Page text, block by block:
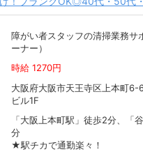
障がい者スタッフの清掃業務サ
ーナー）
時給 1270円
大阪府大阪市天王寺区上本町6-
ビル1F
「大阪上本町駅」徒歩2分、「
分
★駅チカで通勤楽々！